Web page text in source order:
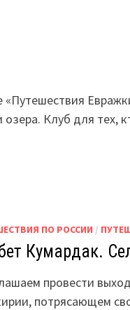
озера. Клуб для тех,
ПО РОССИИ /
Кумардак.
провести
потрясающем